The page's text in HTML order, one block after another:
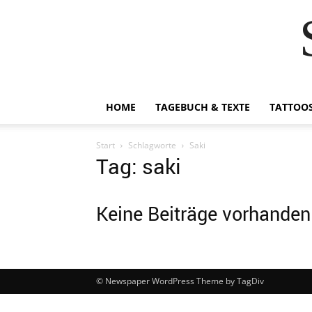
HOME TAGEBUCH & TEXTE
Start Schlagworte Saki
Tag: saki
Keine Beiträge vorhanden
© Newspaper WordPress Theme by TagDiv